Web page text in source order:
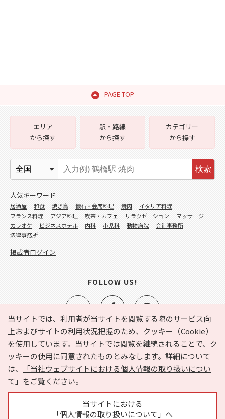
PAGE TOP
当サイトでは、利用者が当サイトを閲覧する際のサービス向
上およびサイトの利用状況把握のため、クッキー（Cookie）
を使用しています。当サイトでは閲覧を継続されることで、ク
ッキーの使用に同意されたものとみなします。詳細について
は、
「当社ウェブサイトにおける個人情報の取り扱いについ
て」 をご覧ください。
当サイトにおける
「個人情報の取り扱いについて」へ
e-NAVITA（イーナビタ）とは？ お気に入り
ヘルプ
利用規約
個人情報の取り扱いについて
運営会社
サイトマップ
広告掲載に関するお問い合わせ
エリア
から探す
駅・路線
から探す
カテゴリー
から探す
検索
人気キーワード
居酒屋 和食 焼き鳥 懐石・会席料理 焼肉
イタリア料理
フランス料理
アジア料理 喫茶・カフェ リラクゼーション
マッサージ
カラオケ
ビジネスホテル 内科 小児科 動物病院
会計事務所
法律事務所
掲載者ログイン
FOLLOW US!